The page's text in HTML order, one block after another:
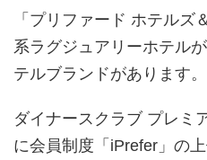
「プリファード ホテルズ
系ラグジュアリーホテル
テルブランドがあります。
ダイナースクラブ プレミ
に会員制度「iPrefer」の